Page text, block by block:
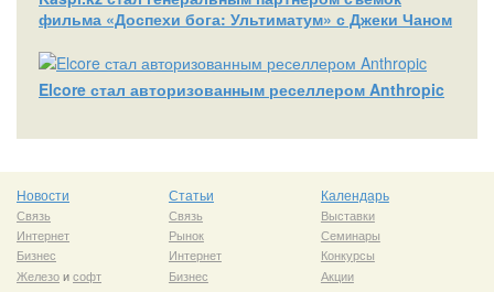
фильма «Доспехи бога: Ультиматум» с Джеки Чаном
Elcore стал авторизованным реселлером Anthropic
Новости
Связь
Интернет
Бизнес
Железоисофт
Статьи
Связь
Рынок
Интернет
Бизнес
Календарь
Выставки
Семинары
Конкурсы
Акции